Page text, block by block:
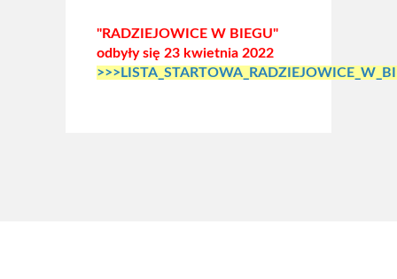
"RADZIEJOWICE W BIEGU"
odbyły się 23 kwietnia 2022